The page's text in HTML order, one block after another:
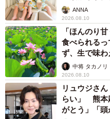
ANNA
2026.08.10
「ほんのり
食べられる
ず、生で味
中将 タカノリ
2026.08.10
リュウジさ
らい」 熊本
がとう」「頭